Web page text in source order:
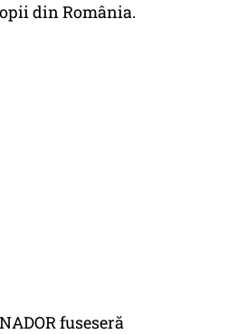
din România.
fuseseră